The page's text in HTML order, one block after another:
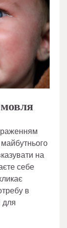
на
себе
в
для